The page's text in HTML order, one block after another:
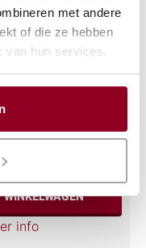
met andere
of die ze hebben
van hun services.
btw)
WINKELWAGEN
info